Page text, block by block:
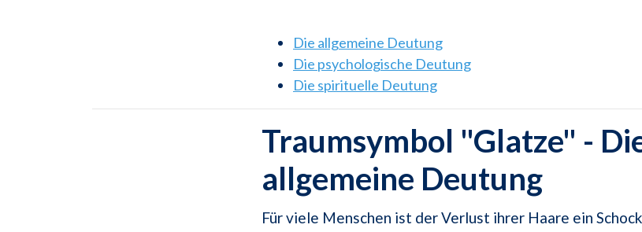
Die allgemeine Deutung
Die psychologische Deutung
Die spirituelle Deutung
Traumsymbol "Glatze" -
allgemeine Deutung
Für viele Menschen ist der Verlust ihrer Haare ein